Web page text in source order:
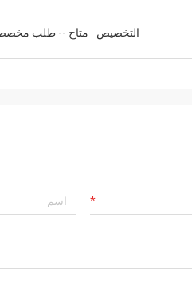
التخصيص متاح -- طلب